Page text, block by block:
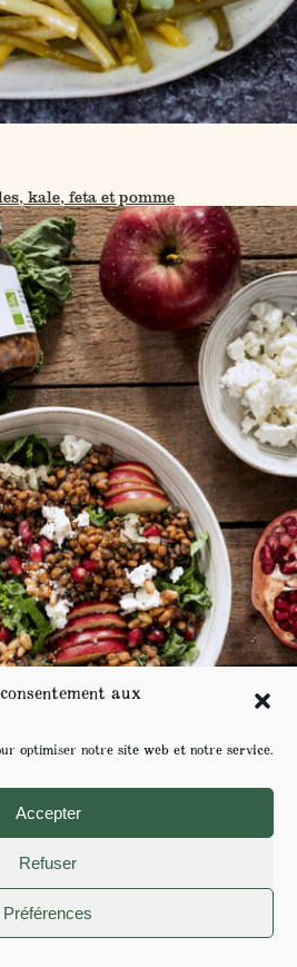
aux
optimiser notre site web et notre service.
Accepter
Refuser
Préférences
kale, feta et pomme